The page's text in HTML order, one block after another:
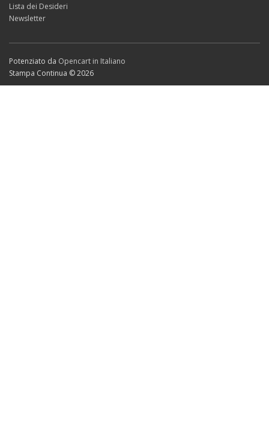
Lista dei Desideri
Newsletter
Potenziato da Opencart in Italiano
Stampa Continua © 2026